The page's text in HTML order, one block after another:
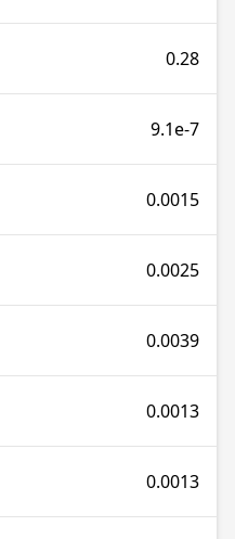
0.28
9.1e-7
0.0015
0.0025
0.0039
0.0013
0.0013